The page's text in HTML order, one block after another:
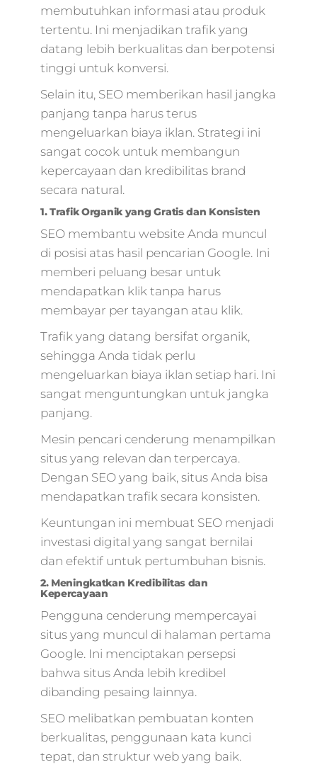
membutuhkan informasi atau produk
tertentu. Ini menjadikan trafik yang
datang lebih berkualitas dan berpotensi
tinggi untuk konversi.
Selain itu, SEO memberikan hasil jangka
panjang tanpa harus terus
mengeluarkan biaya iklan. Strategi ini
sangat cocok untuk membangun
kepercayaan dan kredibilitas brand
secara natural.
1. Trafik Organik yang Gratis dan Konsisten
SEO membantu website Anda muncul
di posisi atas hasil pencarian Google. Ini
memberi peluang besar untuk
mendapatkan klik tanpa harus
membayar per tayangan atau klik.
Trafik yang datang bersifat organik,
sehingga Anda tidak perlu
mengeluarkan biaya iklan setiap hari. Ini
sangat menguntungkan untuk jangka
panjang.
Mesin pencari cenderung menampilkan
situs yang relevan dan terpercaya.
Dengan SEO yang baik, situs Anda bisa
mendapatkan trafik secara konsisten.
Keuntungan ini membuat SEO menjadi
investasi digital yang sangat bernilai
dan efektif untuk pertumbuhan bisnis.
2. Meningkatkan Kredibilitas dan
Kepercayaan
Pengguna cenderung mempercayai
situs yang muncul di halaman pertama
Google. Ini menciptakan persepsi
bahwa situs Anda lebih kredibel
dibanding pesaing lainnya.
SEO melibatkan pembuatan konten
berkualitas, penggunaan kata kunci
tepat, dan struktur web yang baik.